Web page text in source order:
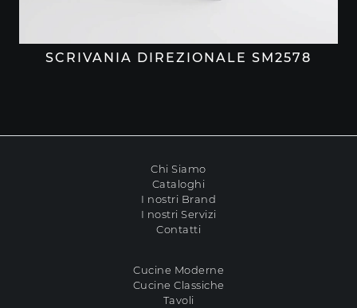
SCRIVANIA DIREZIONALE SM2578
Chi Siamo
Cataloghi
I nostri Brand
I nostri Servizi
Contatti
Cucine Moderne
Cucine Classiche
Tavoli